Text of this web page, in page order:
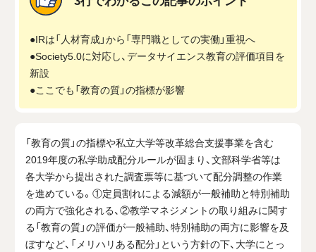
●IRは「人材育成」から「専門職としての実働」重視へ
●Society5.0に対応し、データサイエンス教育の評価項目を
新設
●ここでも「教育の質」の指標が影響
「教育の質」の指標や私立大学等改革総合支援事業を含む
2019年度の私学助成配分ルールが固まり、文部科学省等は
各大学から提出された調査票等に基づいて配分調整の作業
を進めている。①定員割れによる減額が一般補助と特別補助
の両方で強化される、②教学マネジメントの取り組みに関す
る「教育の質」の評価が一般補助、特別補助の両方に影響を及
ぼすなど、「メリハリある配分」という方針の下、大学にとっ